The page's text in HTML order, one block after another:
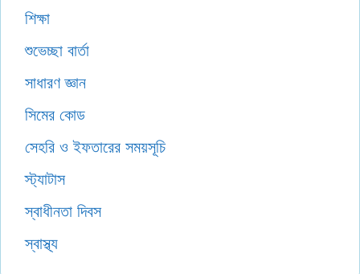
শিক্ষা
শুভেচ্ছা বার্তা
সাধারণ জ্ঞান
সিমের কোড
সেহরি ও ইফতারের সময়সূচি
স্ট্যাটাস
স্বাধীনতা দিবস
স্বাস্থ্য